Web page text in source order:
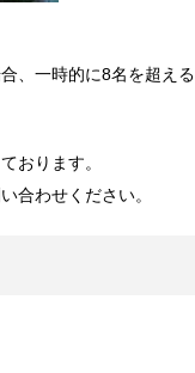
、一時的に8名を超える
おります。
合わせください。